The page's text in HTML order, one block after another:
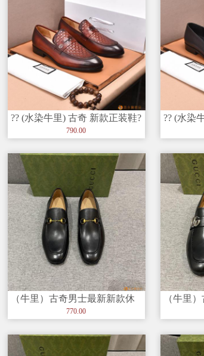
?? (水染牛里) 古奇 新款正装鞋?
进口牛皮➕进口水染牛
790.00
?? (水染
进口牛皮
（牛里）古奇男士最新新款休
闲鞋！绝对的奢华打造，进口
770.00
（牛里
闲鞋！